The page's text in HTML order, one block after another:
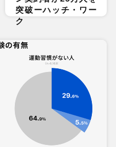
突破ーハッチ・ワー
ク